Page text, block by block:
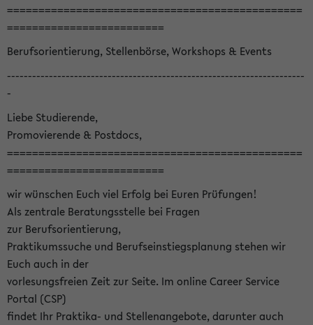
===============================================
=========================
Berufsorientierung, Stellenbörse, Workshops & Events
-----------------------------------------------------------------------
-
Liebe Studierende,
Promovierende & Postdocs,
===============================================
=========================
wir wünschen Euch viel Erfolg bei Euren Prüfungen!
Als zentrale Beratungsstelle bei Fragen
zur Berufsorientierung,
Praktikumssuche und Berufseinstiegsplanung stehen wir
Euch auch in der
vorlesungsfreien Zeit zur Seite. Im online Career Service
Portal (CSP)
findet Ihr Praktika- und Stellenangebote, darunter auch